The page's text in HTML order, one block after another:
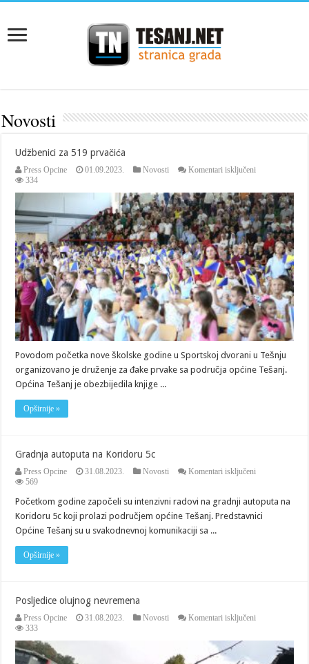
Novosti
Udžbenici za 519 prvačića
Press Opcine 01.09.2023. Novosti Komentari isključeni
519
prvačića
334
Povodom početka nove školske godine u Sportskoj dvorani u Tešnju
organizovano je druženje za đake prvake sa područja općine Tešanj.
Općina Tešanj je obezbijedila knjige ...
Opširnije »
Gradnja autoputa na Koridoru 5c
Press Opcine 31.08.2023. Novosti Komentari isključeni
na
Koridoru
5c
569
Početkom godine započeli su intenzivni radovi na gradnji autoputa na
Koridoru 5c koji prolazi područjem općine Tešanj. Predstavnici
Općine Tešanj su u svakodnevnoj komunikaciji sa ...
Opširnije »
Posljedice olujnog nevremena
Press Opcine 31.08.2023. Novosti Komentari isključeni
nevremena
333